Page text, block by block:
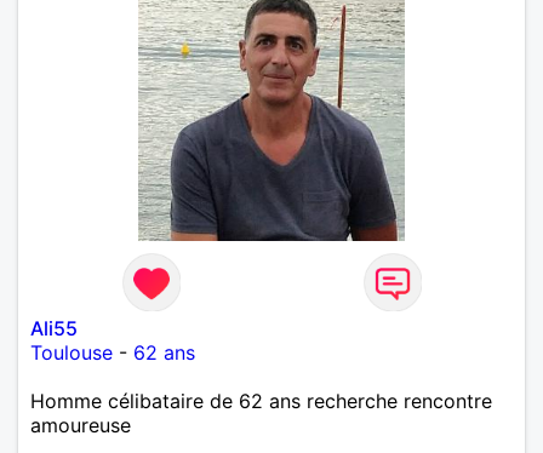
Ali55
Toulouse - 62 ans
Homme célibataire de 62 ans recherche rencontre
amoureuse